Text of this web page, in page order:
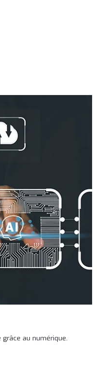
au numérique.